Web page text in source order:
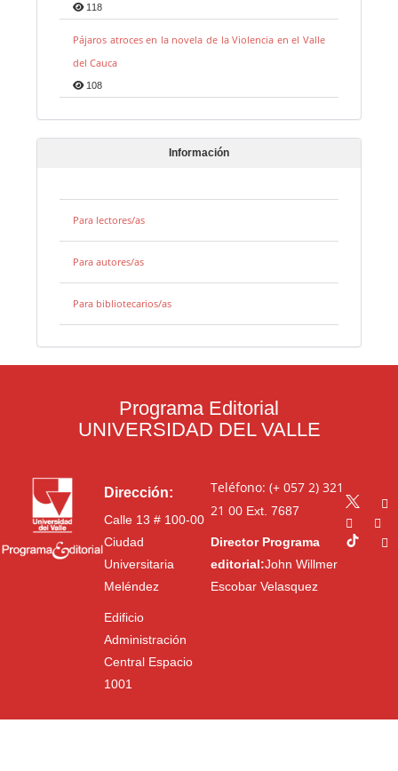
118
Pájaros atroces en la novela de la Violencia en el Valle
del Cauca
108
Información
Para lectores/as
Para autores/as
Para bibliotecarios/as
Programa Editorial
UNIVERSIDAD DEL VALLE
Dirección:
Calle 13 # 100-00
Ciudad
Universitaria
Meléndez
Edificio
Administración
Central Espacio
1001
Teléfono: (+ 057 2) 321
21 00Ext. 7687
Director Programa
editorial:John Willmer
Escobar Velasquez